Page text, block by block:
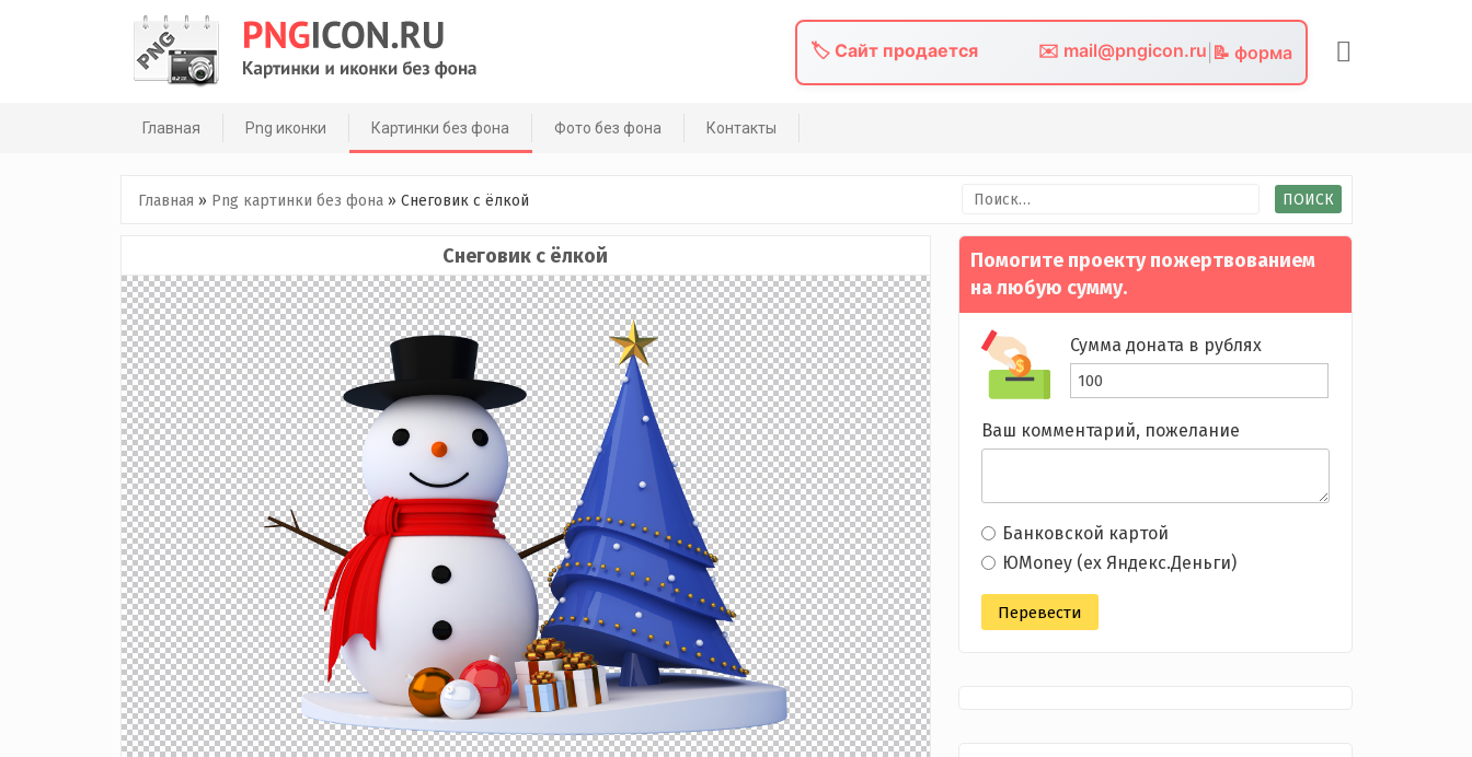
🏷️ Сайт продается ✉️ mail@pngicon.ru 📝 форма
Главная Png иконки Картинки без фона Фото без фона Контакты
Главная » Png картинки без фона» Снеговик с ёлкой Найти:
Снеговик с ёлкой
Помогите проекту пожертвованием
на любую сумму.
Сумма доната в рублях
Ваш комментарий, пожелание
Банковской картой
ЮMoney (ex Яндекс.Деньги)